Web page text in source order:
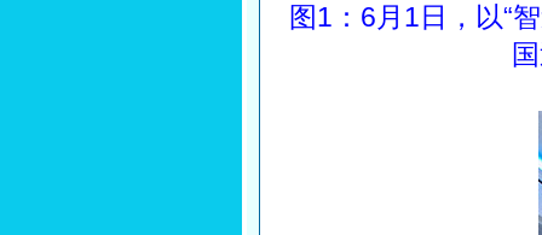
图1：6月1日，以“